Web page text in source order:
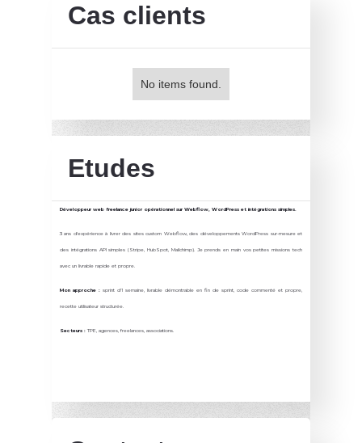
Cas clients
No items found.
Etudes
Développeur web freelance junior opérationnel sur Webflow, WordPress et intégrations simples.
3 ans d'expérience à livrer des sites custom Webflow, des développements WordPress sur-mesure et
des intégrations API simples (Stripe, HubSpot, Mailchimp). Je prends en main vos petites missions tech
avec un livrable rapide et propre.
Mon approche : sprint d'1 semaine, livrable démontrable en fin de sprint, code commenté et propre,
recette utilisateur structurée.
Secteurs : TPE, agences, freelances, associations.